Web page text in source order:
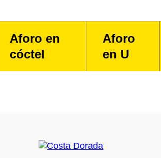
Aforo en
cóctel
Aforo
en U